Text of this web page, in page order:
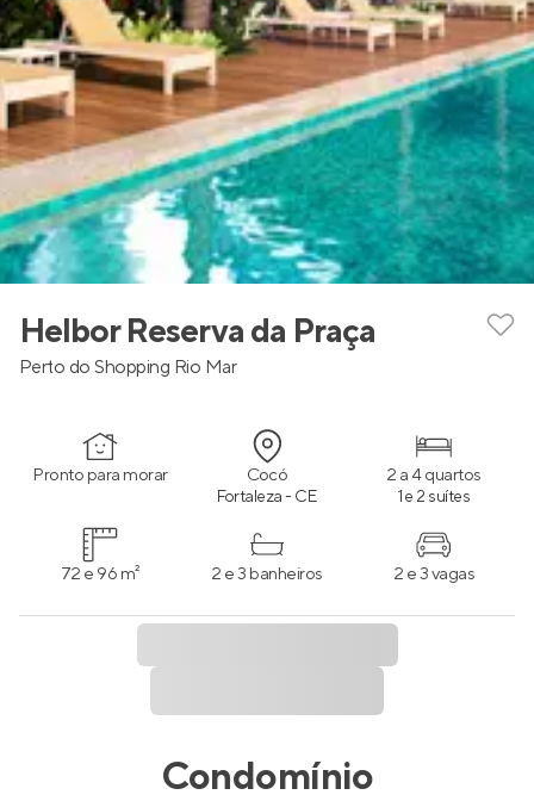
Helbor Reserva da Praça
Perto do Shopping Rio Mar
Pronto para morar Cocó
Fortaleza - CE
2 a 4 quartos
1 e 2 suítes
72 e 96 m² 2 e 3 banheiros 2 e 3 vagas
Condomínio